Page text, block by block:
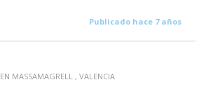
Publicado hace 7 años
MASSAMAGRELL , VALENCIA